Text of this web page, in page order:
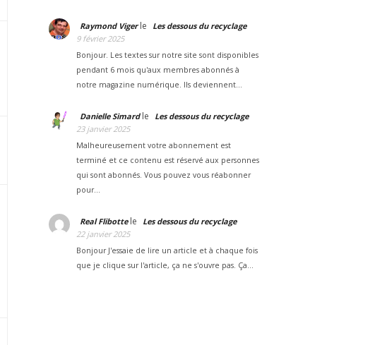
Raymond Vigerle
Les dessous du recyclage
9 février 2025
Bonjour. Les textes sur notre site sont disponibles
pendant 6 mois qu'aux membres abonnés à
notre magazine numérique. Ils deviennent…
Danielle Simardle
Les dessous du recyclage
23 janvier 2025
Malheureusement votre abonnement est
terminé et ce contenu est réservé aux personnes
qui sont abonnés. Vous pouvez vous réabonner
pour…
Real Flibottele
Les dessous du recyclage
22 janvier 2025
Bonjour J'essaie de lire un article et à chaque fois
que je clique sur l'article, ça ne s'ouvre pas. Ça…